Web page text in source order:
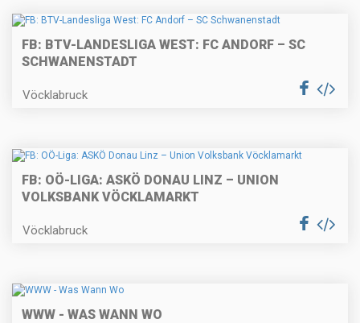
FB: BTV-LANDESLIGA WEST: FC ANDORF – SC
SCHWANENSTADT
Vöcklabruck
FB: OÖ-LIGA: ASKÖ DONAU LINZ – UNION
VOLKSBANK VÖCKLAMARKT
Vöcklabruck
WWW - WAS WANN WO